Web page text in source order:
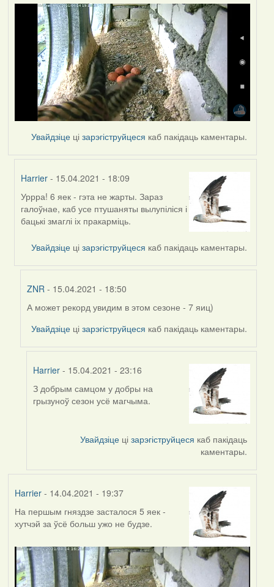
Увайдзіце цізарэгіструйцеся каб пакідаць каментары.
Harrier - 15.04.2021 - 18:09
In
reply
to
yalo
Уррра! 6 яек - гэта не жарты. Зараз
галоўнае, каб усе птушаняты вылупіліся і
бацькі змаглі іх пракарміць.
Увайдзіце цізарэгіструйцеся каб пакідаць каментары.
ZNR - 15.04.2021 - 18:50
In
reply
by
А может рекорд увидим в этом сезоне - 7 яиц)
Увайдзіце цізарэгіструйцеся каб пакідаць каментары.
Harrier- 15.04.2021 - 23:16
In
reply
З добрым самцом у добры на
грызуноў сезон усё магчыма.
Увайдзіце цізарэгіструйцеся каб пакідаць
каментары.
Harrier- 14.04.2021 - 19:37
На першым гняздзе засталося 5 яек -
хутчэй за ўсё больш ужо не будзе.